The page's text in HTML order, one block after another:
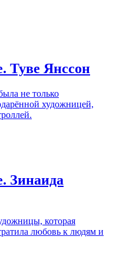
Туве Янссон
не только
художницей,
Зинаида
которая
любовь к людям и